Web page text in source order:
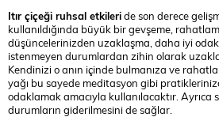
Itır çiçeği ruhsal etkileride son derece
kullanıldığında büyük bir gevşeme,
düşüncelerinizden uzaklaşma, daha iyi
istenmeyen durumlardan zihin olarak
Kendinizi o anın içinde bulmanıza ve
yağı bu sayede meditasyon gibi
odaklamak amacıyla kullanılacaktır. Ayrıca
durumların giderilmesini de sağlar.